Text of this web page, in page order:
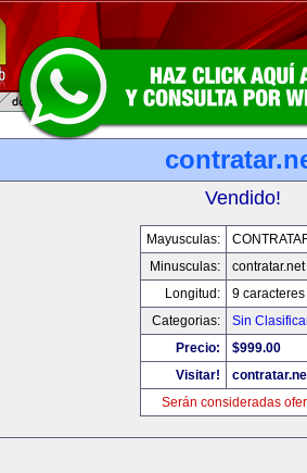
Vendido!
Mayusculas:
Minusculas:
contratar.net
Longitud:
9 caracteres
Categorias:
Sin
Precio:
$999.00
Visitar!
Serán consideradas